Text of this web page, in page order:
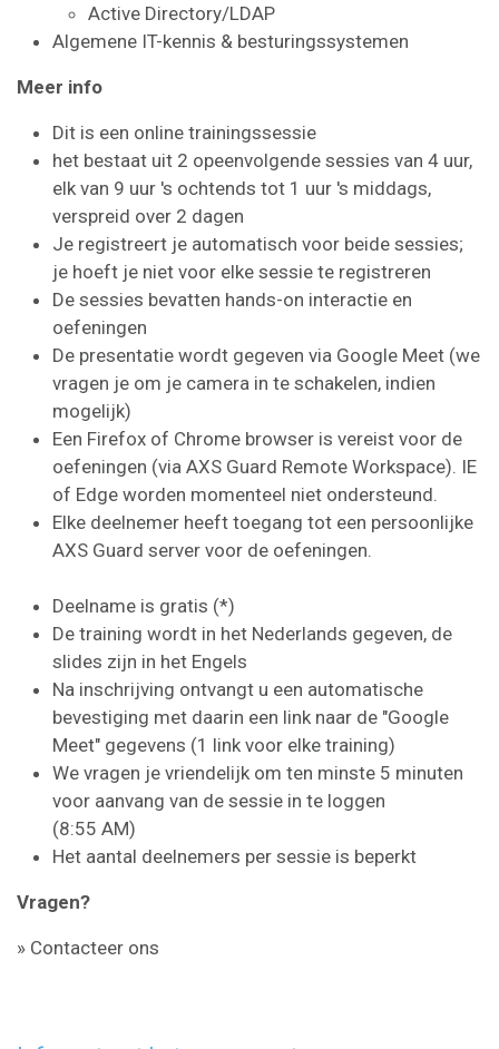
Active Directory/LDAP
Algemene IT-kennis & besturingssystemen
Meer info
Dit is een online trainingssessie
het bestaat uit 2 opeenvolgende sessies van 4 uur,
elk van 9 uur 's ochtends tot 1 uur 's middags,
verspreid over 2 dagen
Je registreert je automatisch voor beide sessies;
je hoeft je niet voor elke sessie te registreren
De sessies bevatten hands-on interactie en
oefeningen
De presentatie wordt gegeven via Google Meet (we
vragen je om je camera in te schakelen, indien
mogelijk)
Een Firefox of Chrome browser is vereist voor de
oefeningen (via AXS Guard Remote Workspace). IE
of Edge worden momenteel niet ondersteund.
Elke deelnemer heeft toegang tot een persoonlijke
AXS Guard server voor de oefeningen.
Deelname is gratis (*)
De training wordt in het Nederlands gegeven, de
slides zijn in het Engels
Na inschrijving ontvangt u een automatische
bevestiging met daarin een link naar de "Google
Meet" gegevens (1 link voor elke training)
We vragen je vriendelijk om ten minste 5 minuten
voor aanvang van de sessie in te loggen
(8:55 AM)
Het aantal deelnemers per sessie is beperkt
Vragen?
» Contacteer ons